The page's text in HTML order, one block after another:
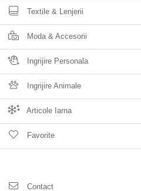
Textile & Lenjerii
Moda & Accesorii
Ingrijire Personala
Ingrijire Animale
Articole Iarna
Favorite
Contact